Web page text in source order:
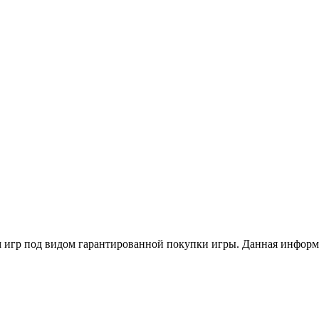
под видом гарантированной покупки игры. Данная